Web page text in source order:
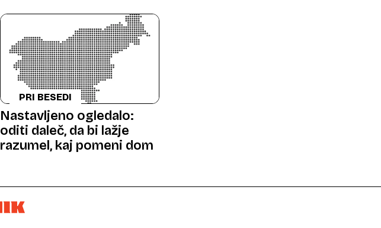
PRI BESEDI
Nastavljeno ogledalo:
oditi daleč, da bi lažje
razumel, kaj pomeni dom